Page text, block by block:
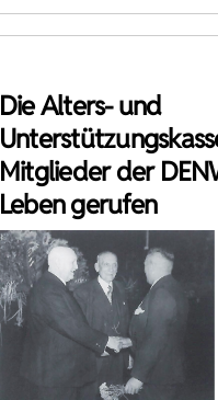
Die Alters- und
Mitglieder der
Leben gerufen